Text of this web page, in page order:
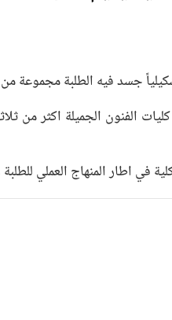
الفنون الجميلة اكثر من